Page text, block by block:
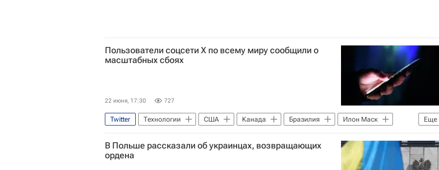
Пользователи соцсети X по всему миру сообщили о
масштабных сбоях
22 июня, 17:30 727
Еще
Twitter Технологии США Канада Бразилия
Илон Маск
Microsoft Corporation
В мире
В Польше рассказали об украинцах, возвращающих
ордена